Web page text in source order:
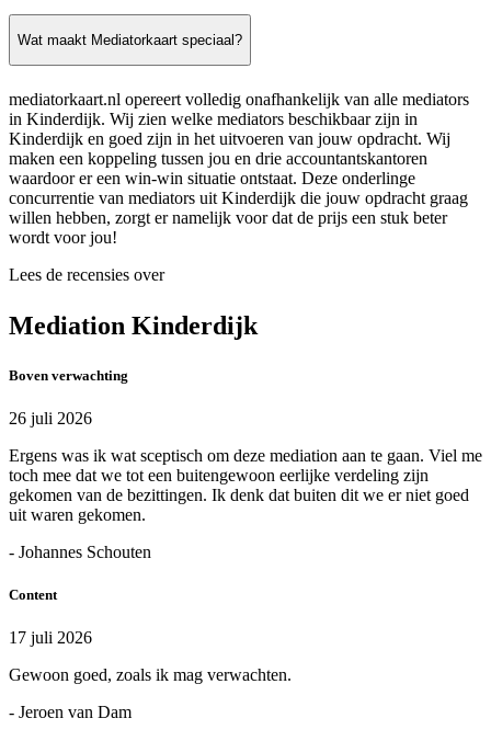
Wat maakt Mediatorkaart speciaal?
mediatorkaart.nl opereert volledig onafhankelijk van alle mediators
in Kinderdijk. Wij zien welke mediators beschikbaar zijn in
Kinderdijk en goed zijn in het uitvoeren van jouw opdracht. Wij
maken een koppeling tussen jou en drie accountantskantoren
waardoor er een win-win situatie ontstaat. Deze onderlinge
concurrentie van mediators uit Kinderdijk die jouw opdracht graag
willen hebben, zorgt er namelijk voor dat de prijs een stuk beter
wordt voor jou!
Lees de recensies over
Mediation Kinderdijk
Boven verwachting
26 juli 2026
Ergens was ik wat sceptisch om deze mediation aan te gaan. Viel me
toch mee dat we tot een buitengewoon eerlijke verdeling zijn
gekomen van de bezittingen. Ik denk dat buiten dit we er niet goed
uit waren gekomen.
- Johannes Schouten
Content
17 juli 2026
Gewoon goed, zoals ik mag verwachten.
- Jeroen van Dam